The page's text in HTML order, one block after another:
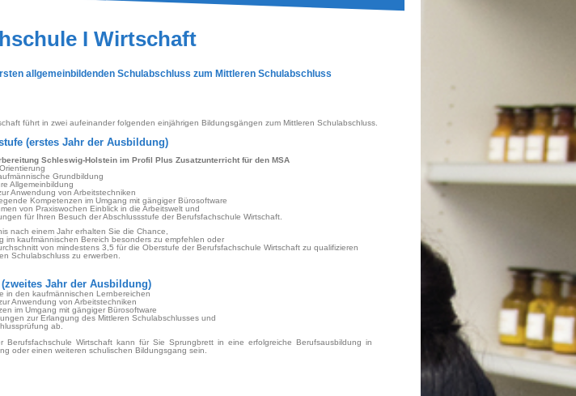
I Wirtschaft
allgemeinbildenden Schulabschluss zum Mittleren Schulabschluss
führt in zwei aufeinander folgenden einjährigen Bildungsgängen zum Mittleren Schulabschluss.
(erstes Jahr der Ausbildung)
Schleswig-Holstein im Profil Plus Zusatzunterricht für den MSA
Grundbildung
Allgemeinbildung
Anwendung von Arbeitstechniken
Kompetenzen im Umgang mit gängiger Bürosoftware
von Praxiswochen Einblick in die Arbeitswelt und
für Ihren Besuch der Abschlussstufe der Berufsfachschule Wirtschaft.
nach einem Jahr erhalten Sie die Chance,
im kaufmännischen Bereich besonders zu empfehlen oder
von mindestens 3,5 für die Oberstufe der Berufsfachschule Wirtschaft zu qualifizieren
Schulabschluss zu erwerben.
Jahr der Ausbildung)
in den kaufmännischen Lernbereichen
Anwendung von Arbeitstechniken
im Umgang mit gängiger Bürosoftware
zur Erlangung des Mittleren Schulabschlusses und
ab.
Berufsfachschule Wirtschaft kann für Sie Sprungbrett in eine erfolgreiche Berufsausbildung in
oder einen weiteren schulischen Bildungsgang sein.